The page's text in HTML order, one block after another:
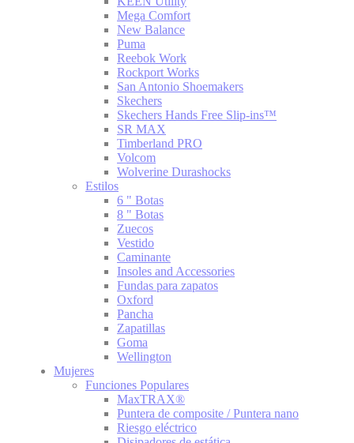
Mega Comfort
New Balance
Puma
Reebok Work
Rockport Works
San Antonio Shoemakers
Skechers
Skechers Hands Free Slip-ins™
SR MAX
Timberland PRO
Volcom
Wolverine Durashocks
Estilos
6 " Botas
8 " Botas
Zuecos
Vestido
Caminante
Insoles and Accessories
Fundas para zapatos
Oxford
Pancha
Zapatillas
Goma
Wellington
Mujeres
Funciones Populares
MaxTRAX®
Puntera de composite / Puntera nano
Riesgo eléctrico